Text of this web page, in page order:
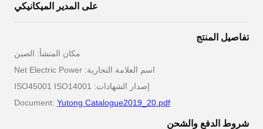
على المدير الميكانيكي
تفاصيل المنتج
مكان المنشأ: الصين
اسم العلامة التجارية: Net Electric Power
إصدار الشهادات: ISO45001 ISO14001
Document: Yutong Catalogue2019_20.pdf
شروط الدفع والشحن